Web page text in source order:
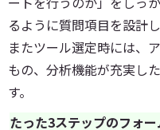
るように質問項目を設計し
またツール選定時には、
もの、分析機能が充実し
す。
たった3ステップのフォ